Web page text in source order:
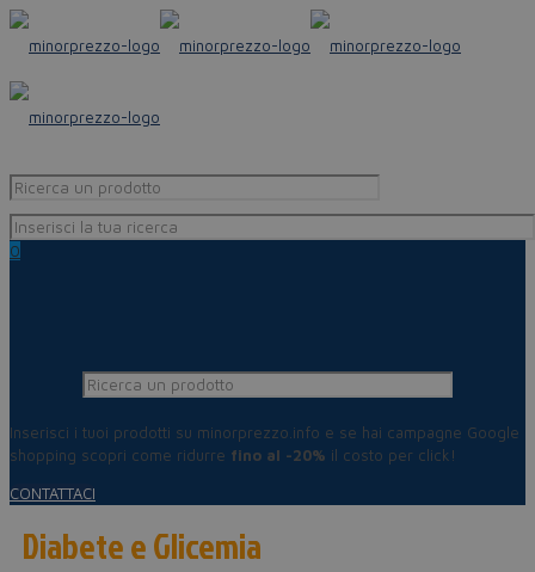
0
Inserisci i tuoi prodotti su minorprezzo.info e se hai campagne Google
shopping scopri come ridurre fino al -20% il costo per click!
CONTATTACI
Diabete e Glicemia